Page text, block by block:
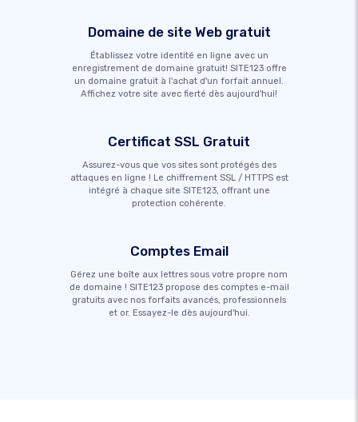
Domaine de site Web gratuit
Établissez votre identité en ligne avec un
enregistrement de domaine gratuit! SITE123 offre
un domaine gratuit à l'achat d'un forfait annuel.
Affichez votre site avec fierté dès aujourd'hui!
Certificat SSL Gratuit
Assurez-vous que vos sites sont protégés des
attaques en ligne ! Le chiffrement SSL / HTTPS est
intégré à chaque site SITE123, offrant une
protection cohérente.
Comptes Email
Gérez une boîte aux lettres sous votre propre nom
de domaine ! SITE123 propose des comptes e-mail
gratuits avec nos forfaits avancés, professionnels
et or. Essayez-le dès aujourd'hui.